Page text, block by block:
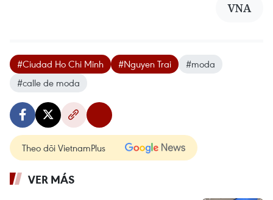
VNA
#Ciudad Ho Chi Minh #Nguyen Trai
#moda
#calle de moda
Theo dõi VietnamPlus
VER MÁS